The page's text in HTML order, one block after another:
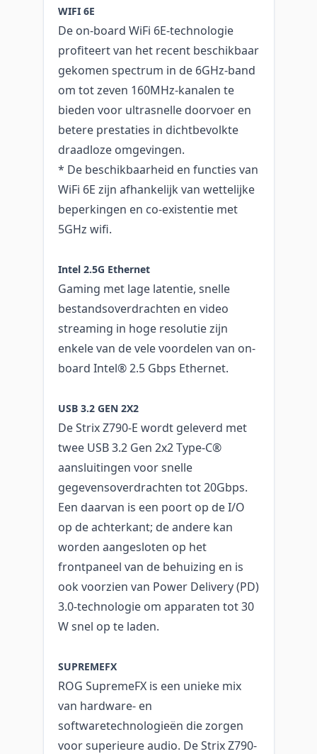
WIFI 6E
De on-board WiFi 6E-technologie
profiteert van het recent beschikbaar
gekomen spectrum in de 6GHz-band
om tot zeven 160MHz-kanalen te
bieden voor ultrasnelle doorvoer en
betere prestaties in dichtbevolkte
draadloze omgevingen.
* De beschikbaarheid en functies van
WiFi 6E zijn afhankelijk van wettelijke
beperkingen en co-existentie met
5GHz wifi.
Intel 2.5G Ethernet
Gaming met lage latentie, snelle
bestandsoverdrachten en video
streaming in hoge resolutie zijn
enkele van de vele voordelen van on-
board Intel® 2.5 Gbps Ethernet.
USB 3.2 GEN 2X2
De Strix Z790-E wordt geleverd met
twee USB 3.2 Gen 2x2 Type-C®
aansluitingen voor snelle
gegevensoverdrachten tot 20Gbps.
Een daarvan is een poort op de I/O
op de achterkant; de andere kan
worden aangesloten op het
frontpaneel van de behuizing en is
ook voorzien van Power Delivery (PD)
3.0-technologie om apparaten tot 30
W snel op te laden.
SUPREMEFX
ROG SupremeFX is een unieke mix
van hardware- en
softwaretechnologieën die zorgen
voor superieure audio. De Strix Z790-